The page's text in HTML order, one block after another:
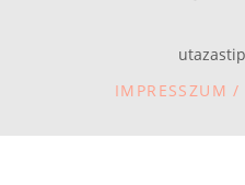
IMPRESSZUM